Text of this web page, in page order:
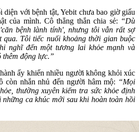
diện với bệnh tật, Yebit chưa bao giờ giấu
của mình. Cô thẳng thắn chia sẻ: “Dù
bệnh lành tính', nhưng tôi vẫn rất sợ
qua. Tôi tiếc nuối khoảng thời gian buộc
nghĩ đến một tương lai khỏe mạnh và
động lực.”
ấy khiến nhiều người không khỏi xúc
còn nhắn nhủ đến người hâm mộ: “Mọi
thường xuyên kiểm tra sức khỏe định
ca khúc mới sau khi hoàn toàn hồi